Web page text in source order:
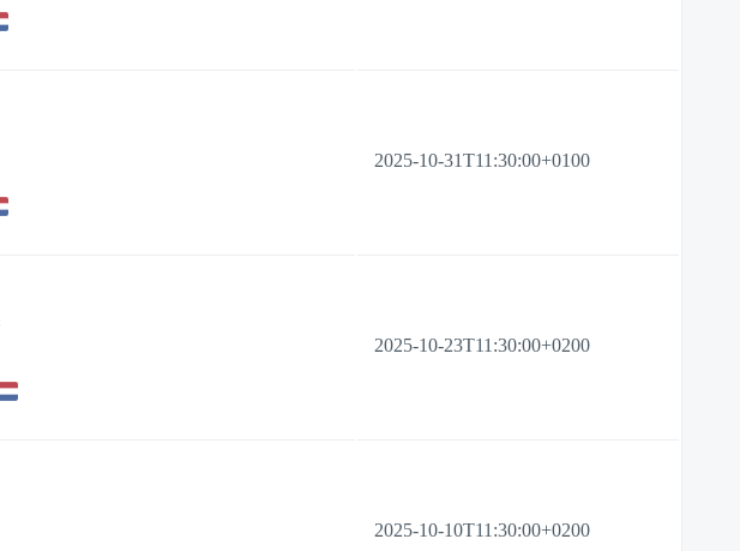
2025-10-31T11:30:00+0100
2025-10-23T11:30:00+0200
2025-10-10T11:30:00+0200